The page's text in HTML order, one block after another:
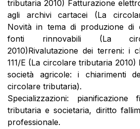
tributaria 2010) Fatturazione
agli archivi cartacei (La
Novità in tema di produzione di
fonti rinnovabili (La
2010)Rivalutazione dei terreni: i
111/E (La circolare tributaria
società agricole: i chiarimenti
circolare tributaria).
Specializzazioni: pianificazione
tributaria e societaria, diritto
professionale.